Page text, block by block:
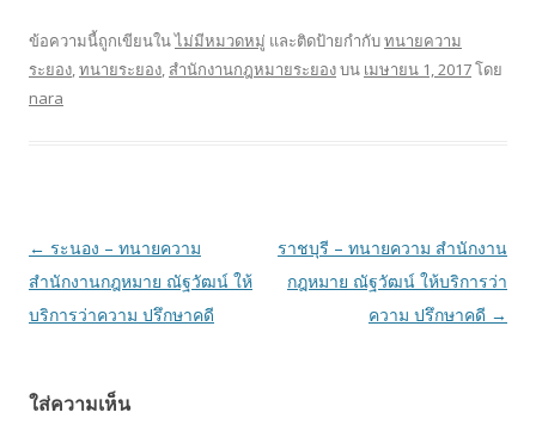
e
b
itt
er
ar
e
ข้อความนี้ถูกเขียนในไม่มีหมวดหมู่ และติดป้ายกำกับทนายความ
ระยอง,ทนายระยอง, สำนักงานกฎหมายระยองบน เมษายน 1, 2017โดย
nara
เมนู
นำทาง
เรื่อง
← ระนอง – ทนายความ
สำนักงานกฎหมาย ณัฐวัฒน์ ให้
บริการว่าความ ปรึกษาคดี
ราชบุรี – ทนายความ สำนักงาน
กฎหมาย ณัฐวัฒน์ ให้บริการว่า
ความ ปรึกษาคดี →
ใส่ความเห็น